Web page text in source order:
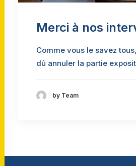
Merci à nos
Comme vous le savez
dû annuler la partie
by Team